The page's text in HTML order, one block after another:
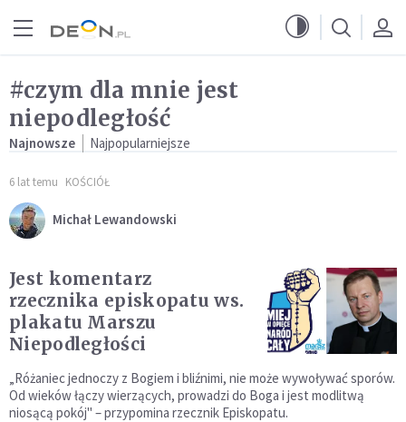
#czym dla mnie jest
niepodległość
Najnowsze Najpopularniejsze
6 lat temu KOŚCIÓŁ
Michał Lewandowski
Jest komentarz
rzecznika episkopatu ws.
plakatu Marszu
Niepodległości
„Różaniec jednoczy z Bogiem i bliźnimi, nie może wywoływać sporów.
Od wieków łączy wierzących, prowadzi do Boga i jest modlitwą
niosącą pokój­­­" – przypomina rzecznik Episkopatu.